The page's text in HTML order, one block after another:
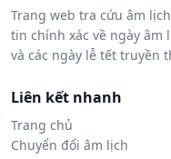
Trang web tra cứu âm
tin chính xác về ngày âm
và các ngày lễ tết truyền
Liên kết nhanh
Trang chủ
Chuyển đổi âm lịch